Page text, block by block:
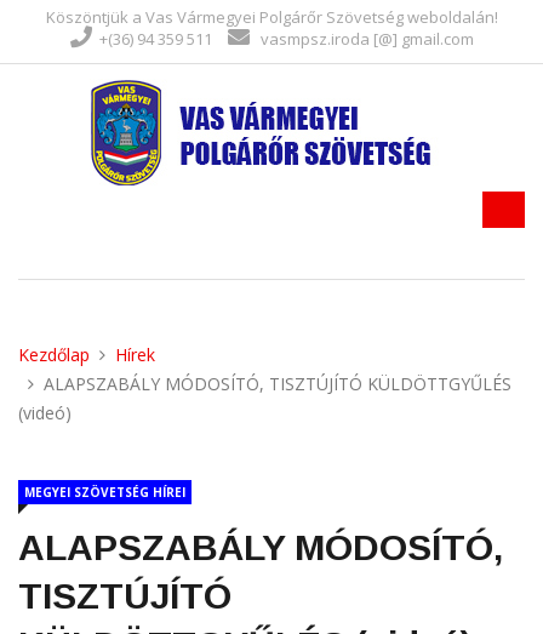
Köszöntjük a Vas Vármegyei Polgárőr Szövetség weboldalán!
+(36) 94 359 511
vasmpsz.iroda [@] gmail.com
Kezdőlap
Hírek
ALAPSZABÁLY MÓDOSÍTÓ, TISZTÚJÍTÓ KÜLDÖTTGYŰLÉS
(videó)
MEGYEI SZÖVETSÉG HÍREI
ALAPSZABÁLY MÓDOSÍTÓ,
TISZTÚJÍTÓ